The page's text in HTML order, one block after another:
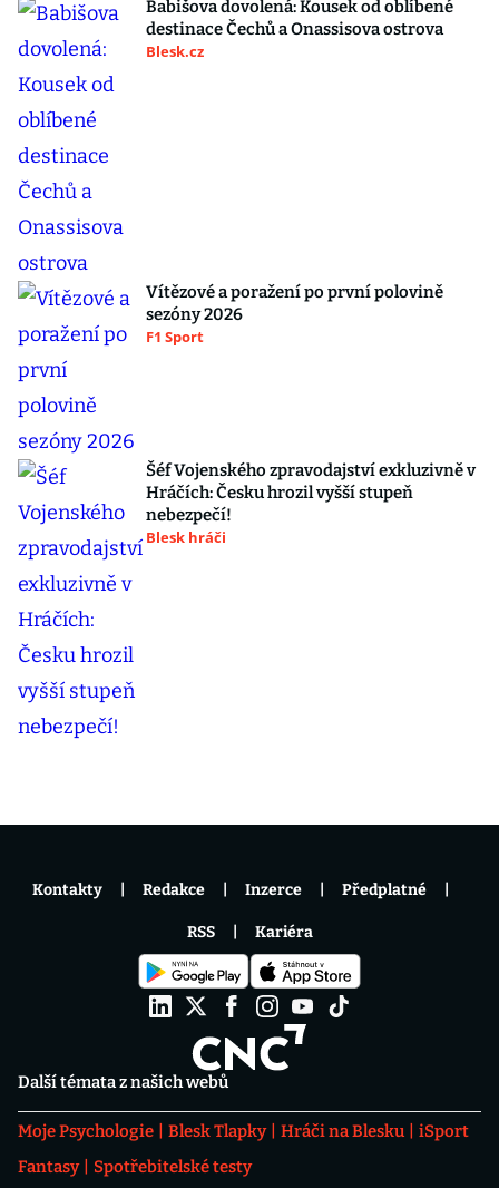
Babišova dovolená: Kousek od oblíbené
destinace Čechů a Onassisova ostrova
Blesk.cz
Vítězové a poražení po první polovině
sezóny 2026
F1 Sport
Šéf Vojenského zpravodajství exkluzivně v
Hráčích: Česku hrozil vyšší stupeň
nebezpečí!
Blesk hráči
Další témata z našich webů
Moje Psychologie Blesk Tlapky Hráči na Blesku
iSport
Fantasy
Spotřebitelské testy
Kontakty Redakce Inzerce Předplatné
RSS Kariéra